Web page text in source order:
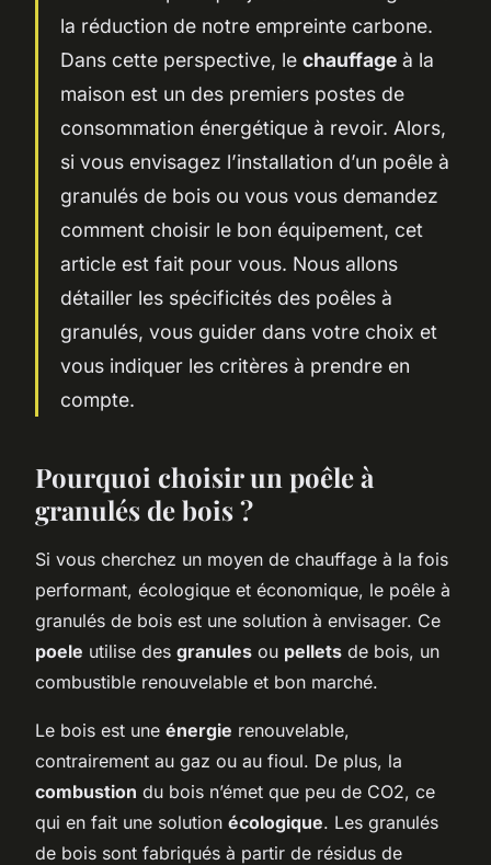
la réduction de notre empreinte carbone.
Dans cette perspective, le chauffage à la
maison est un des premiers postes de
consommation énergétique à revoir. Alors,
si vous envisagez l’installation d’un poêle à
granulés de bois ou vous vous demandez
comment choisir le bon équipement, cet
article est fait pour vous. Nous allons
détailler les spécificités des poêles à
granulés, vous guider dans votre choix et
vous indiquer les critères à prendre en
compte.
Pourquoi choisir un poêle à
granulés de bois ?
Si vous cherchez un moyen de chauffage à la fois
performant, écologique et économique, le poêle à
granulés de bois est une solution à envisager. Ce
poele utilise des granules ou pellets de bois, un
combustible renouvelable et bon marché.
Le bois est une énergie renouvelable,
contrairement au gaz ou au fioul. De plus, la
combustion du bois n’émet que peu de CO2, ce
qui en fait une solution écologique. Les granulés
de bois sont fabriqués à partir de résidus de